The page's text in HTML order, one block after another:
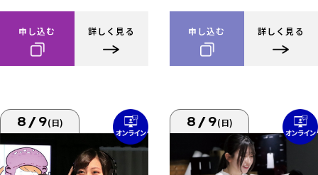
申し込む 詳しく見る 申し込む 詳しく見る
8/9(日) 8/9(日)